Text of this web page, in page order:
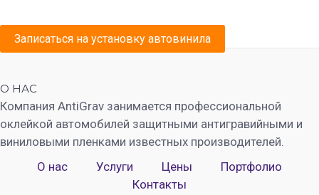
Записаться на установку автовинила
О НАС
Компания AntiGrav занимается профессиональной
оклейкой автомобилей защитными антигравийными и
виниловыми пленками известных производителей.
О нас
Услуги Цены
Портфолио
Контакты